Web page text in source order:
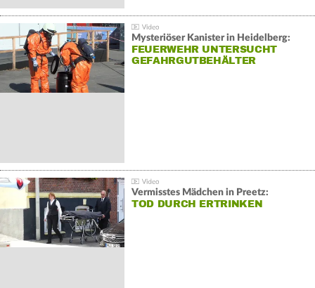
Mysteriöser Kanister in Heidelberg:
FEUERWEHR UNTERSUCHT
GEFAHRGUTBEHÄLTER
Vermisstes Mädchen in Preetz:
TOD DURCH ERTRINKEN